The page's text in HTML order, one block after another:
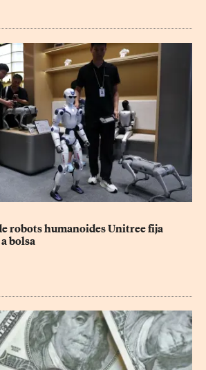
robots humanoides Unitree fija
bolsa